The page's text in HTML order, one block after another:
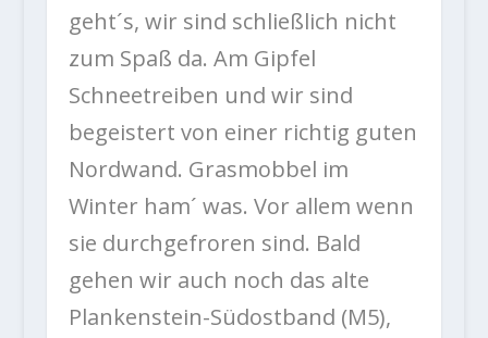
geht´s, wir sind schließlich nicht
zum Spaß da. Am Gipfel
Schneetreiben und wir sind
begeistert von einer richtig guten
Nordwand. Grasmobbel im
Winter ham´ was. Vor allem wenn
sie durchgefroren sind. Bald
gehen wir auch noch das alte
Plankenstein-Südostband (M5),